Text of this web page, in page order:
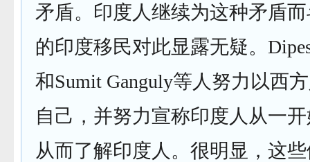
矛盾。印度人继续为这种矛盾
的印度移民对此显露无疑。
和Sumit Ganguly等人努力以西
自己，并努力宣称印度人从一
从而了解印度人。很明显，这